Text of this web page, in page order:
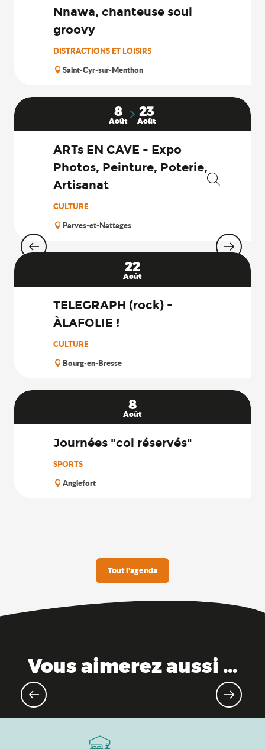
Nnawa, chanteuse soul
groovy
DISTRACTIONS ET LOISIRS
Saint-Cyr-sur-Menthon
8
Août
23
Août
ARTs EN CAVE - Expo
Photos, Peinture, Poterie,
Artisanat
CULTURE
Parves-et-Nattages
22
Août
TELEGRAPH (rock) -
ÀLAFOLIE !
CULTURE
Bourg-en-Bresse
8
Août
Journées "col réservés"
SPORTS
Anglefort
Tout l'agenda
Vous aimerez aussi ...
Evénements culturels et